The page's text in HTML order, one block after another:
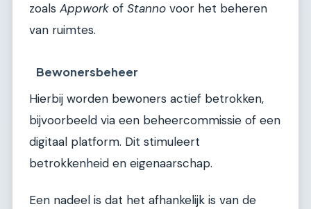
zoals Appwork of Stanno voor het beheren
van ruimtes.
Bewonersbeheer
Hierbij worden bewoners actief betrokken,
bijvoorbeeld via een beheercommissie of een
digitaal platform. Dit stimuleert
betrokkenheid en eigenaarschap.
Een nadeel is dat het afhankelijk is van de